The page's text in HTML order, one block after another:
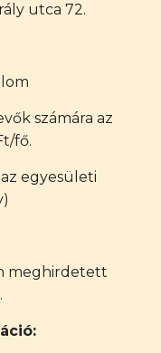
utca 72.
számára az
fő.
egyesületi
meghirdetett